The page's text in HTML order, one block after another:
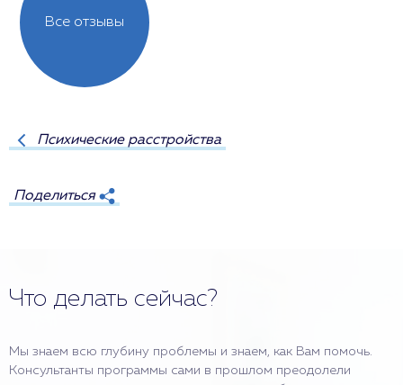
Все отзывы
Психические расстройства
Поделиться
Что делать сейчас?
Мы знаем всю глубину проблемы и знаем, как Вам помочь.
Консультанты программы сами в прошлом преодолели